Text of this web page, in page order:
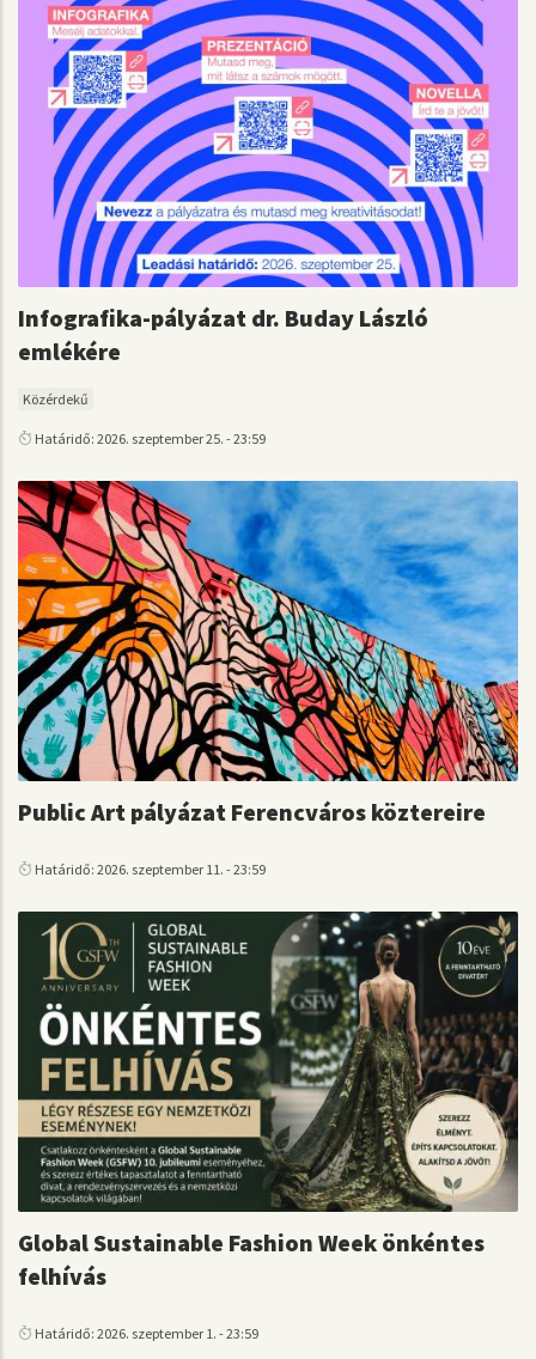
Infografika-pályázat dr. Buday László
emlékére
Közérdekű
Határidő: 2026. szeptember 25. - 23:59
Public Art pályázat Ferencváros köztereire
Határidő: 2026. szeptember 11. - 23:59
Global Sustainable Fashion Week önkéntes
felhívás
Határidő: 2026. szeptember 1. - 23:59